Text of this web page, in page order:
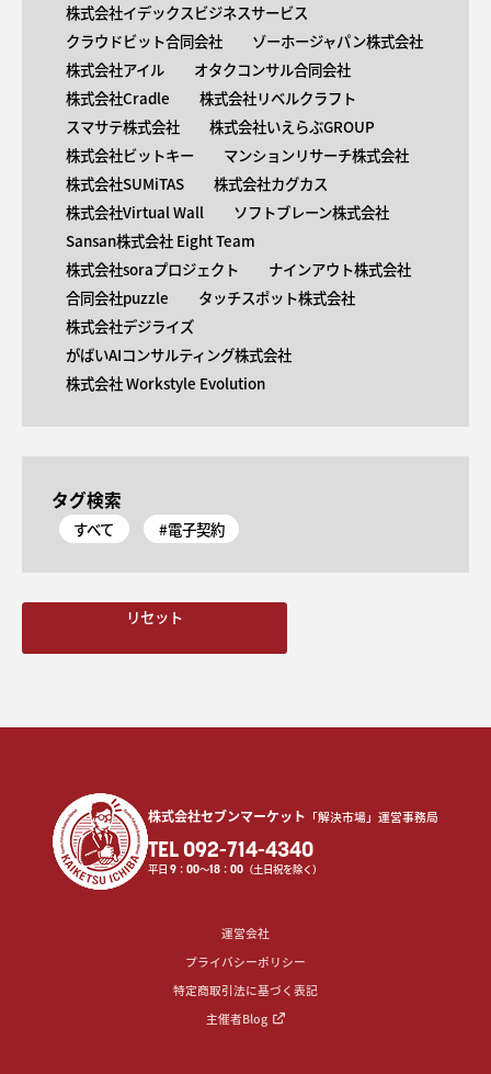
株式会社イデックスビジネスサービス
クラウドビット合同会社
ゾーホージャパン株式会社
株式会社アイル
オタクコンサル合同会社
株式会社Cradle
株式会社リベルクラフト
スマサテ株式会社
株式会社いえらぶGROUP
株式会社ビットキー
マンションリサーチ株式会社
株式会社SUMiTAS
株式会社カグカス
株式会社Virtual Wall
ソフトブレーン株式会社
Sansan株式会社 Eight Team
株式会社soraプロジェクト
ナインアウト株式会社
合同会社puzzle
タッチスポット株式会社
株式会社デジライズ
がばいAIコンサルティング株式会社
株式会社 Workstyle Evolution
タグ検索
すべて #電子契約
リセット
株式会社セブンマーケット 「解決市場」運営事務局
TEL 092-714-4340
平日9 ：00〜18 ：00 （土日祝を除く）
運営会社
プライバシーポリシー
特定商取引法に基づく表記
主催者Blog